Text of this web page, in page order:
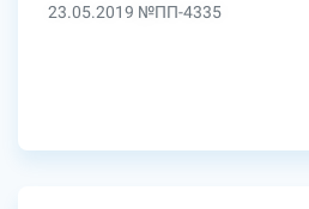
23.05.2019 №ПП-4335